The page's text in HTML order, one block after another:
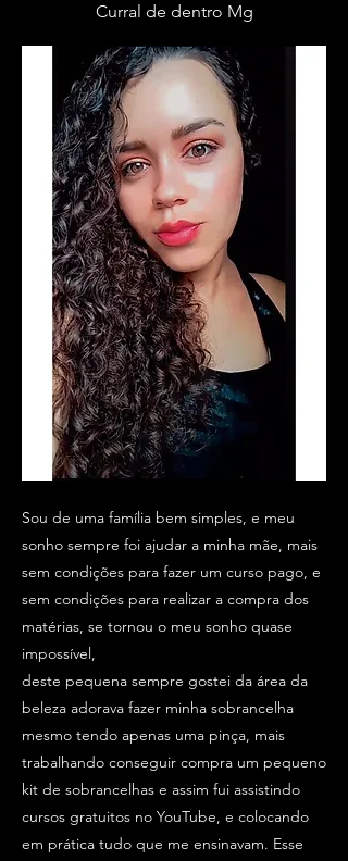
Curral de dentro Mg
Sou de uma família bem simples, e meu
sonho sempre foi ajudar a minha mãe, mais
sem condições para fazer um curso pago, e
sem condições para realizar a compra dos
matérias, se tornou o meu sonho quase
impossível,
deste pequena sempre gostei da área da
beleza adorava fazer minha sobrancelha
mesmo tendo apenas uma pinça, mais
trabalhando conseguir compra um pequeno
kit de sobrancelhas e assim fui assistindo
cursos gratuitos no YouTube, e colocando
em prática tudo que me ensinavam. Esse